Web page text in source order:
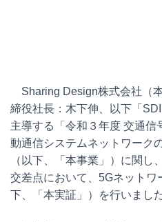
Sharing Design株式会社（
締役社長：木下伸、以下「
主導する「令和３年度 交通信
動通信システムネットワーク
（以下、「本事業」）に関し
交差点において、5Gネットワ
下、「本実証」）を行いました